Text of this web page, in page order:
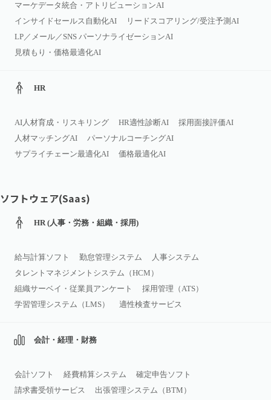
マーケデータ統合・アトリビューションAI
インサイドセールス自動化AI
リードスコアリング/受注予測AI
LP／メール／SNS パーソナライゼーションAI
見積もり・価格最適化AI
HR
AI人材育成・リスキリング HR適性診断AI
採用面接評価AI
人材マッチングAI
パーソナルコーチングAI
サプライチェーン最適化AI
価格最適化AI
ソフトウェア(Saas)
HR (人事・労務・組織・採用)
給与計算ソフト 勤怠管理システム
人事システム
タレントマネジメントシステム（HCM）
組織サーベイ・従業員アンケート
採用管理（ATS）
学習管理システム（LMS）
適性検査サービス
会計・経理・財務
会計ソフト 経費精算システム
確定申告ソフト
請求書受領サービス
出張管理システム（BTM）